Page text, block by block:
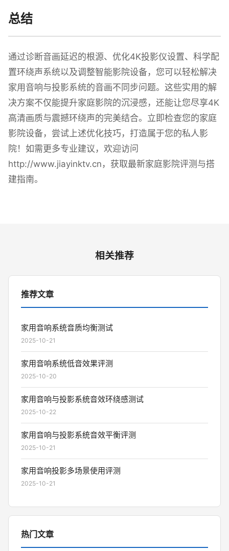
总结
通过诊断音画延迟的根源、优化4K投影仪设置、科学配
置环绕声系统以及调整智能影院设备，您可以轻松解决
家用音响与投影系统的音画不同步问题。这些实用的解
决方案不仅能提升家庭影院的沉浸感，还能让您尽享4K
高清画质与震撼环绕声的完美结合。立即检查您的家庭
影院设备，尝试上述优化技巧，打造属于您的私人影
院！如需更多专业建议，欢迎访问
http://www.jiayinktv.cn，获取最新家庭影院评测与搭
建指南。
相关推荐
推荐文章
家用音响系统音质均衡测试
2025-10-21
家用音响系统低音效果评测
2025-10-20
家用音响与投影系统音效环绕感测试
2025-10-22
家用音响与投影系统音效平衡评测
2025-10-21
家用音响投影多场景使用评测
2025-10-21
热门文章